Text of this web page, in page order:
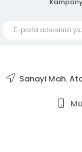
Sanayi Mah.